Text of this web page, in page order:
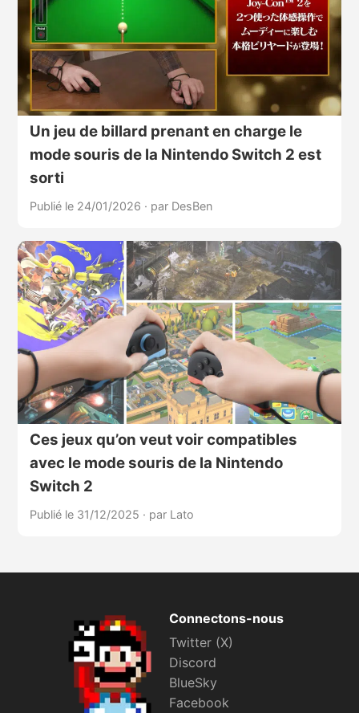
Un jeu de billard prenant en charge le
mode souris de la Nintendo Switch 2 est
sorti
Publié le 24/01/2026 · par DesBen
Ces jeux qu’on veut voir compatibles
avec le mode souris de la Nintendo
Switch 2
Publié le 31/12/2025 · par Lato
Connectons-nous
Twitter (X)
Discord
BlueSky
Facebook